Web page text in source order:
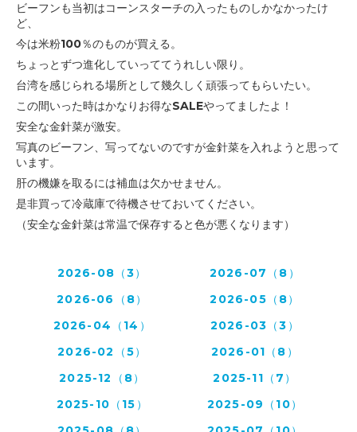
ビーフンも当初はコーンスターチの入ったものしかなかったけ
ど、
今は米粉100％のものが買える。
ちょっとずつ進化していっててうれしい限り。
台湾を感じられる場所として幾久しく 頑張ってもらいたい。
この間いった時はかなりお得なSALEやってましたよ！
安全な金針菜が激安。
写真のビーフン、写ってないのですが金針菜を入れようと思って
います。
肝の機嫌を取るには補血は欠かせません。
是非買って冷蔵庫で待機させておいてください。
（安全な金針菜は常温で保存すると色が悪くなります）
2026-08（3）
2026-07（8）
2026-06（8）
2026-05（8）
2026-04（14）
2026-03（3）
2026-02（5）
2026-01（8）
2025-12（8）
2025-11（7）
2025-10（15）
2025-09（10）